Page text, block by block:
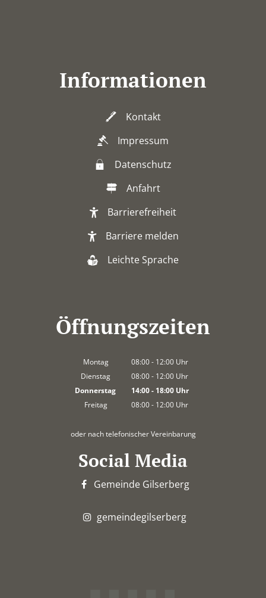
Informationen
Kontakt
Impressum
Datenschutz
Anfahrt
Barrierefreiheit
Barriere melden
Leichte Sprache
Öffnungszeiten
Montag 08:00- 12:00 Uhr
Von 08:00 bis 12:00 Uhr
Dienstag 08:00- 12:00 Uhr
Von 08:00 bis 12:00 Uhr
Donnerstag 14:00- 18:00Uhr
Von 14:00 bis 18:00 Uhr
Freitag 08:00- 12:00 Uhr
oder nach telefonischer Vereinbarung
Social Media
Gemeinde Gilserberg
gemeindegilserberg